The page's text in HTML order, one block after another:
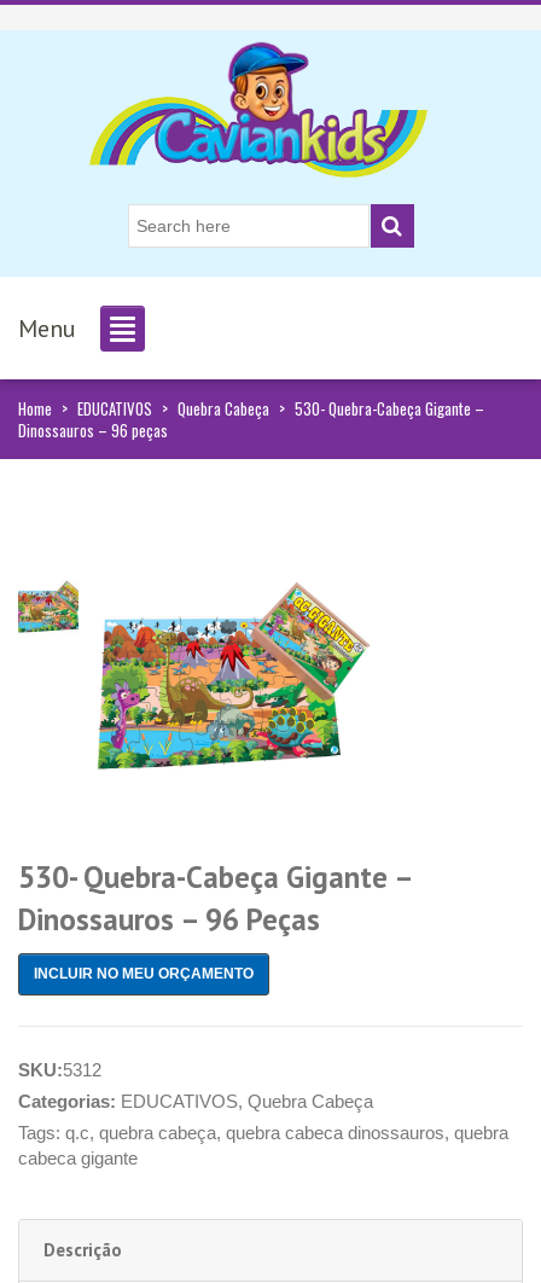
Menu
Home > EDUCATIVOS > Quebra Cabeça > 530- Quebra-Cabeça Gigante –
Dinossauros – 96 peças
530- Quebra-Cabeça Gigante –
Dinossauros – 96 Peças
INCLUIR NO MEU ORÇAMENTO
SKU:5312
Categorias: EDUCATIVOS, Quebra Cabeça
Tags: q.c, quebra cabeça, quebra cabeca dinossauros, quebra
cabeca gigante
Descrição